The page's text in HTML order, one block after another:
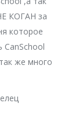
КОГАН за
которое
CanSchool
же много